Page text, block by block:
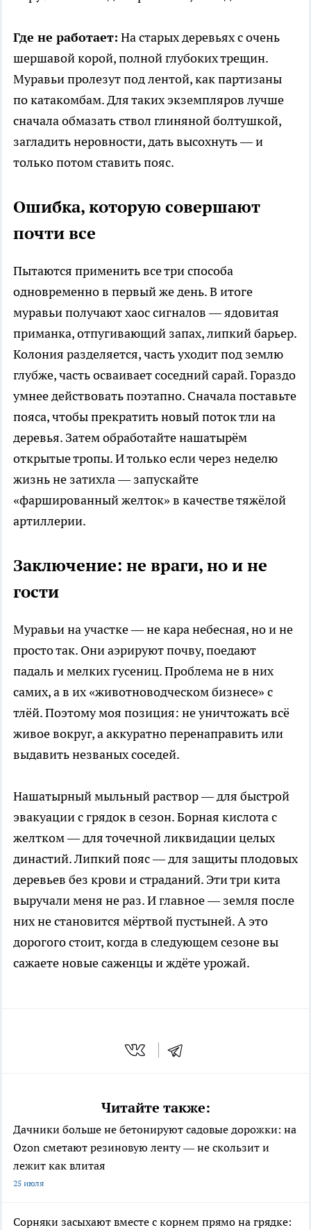
Где не работает: На старых деревьях с очень
шершавой корой, полной глубоких трещин.
Муравьи пролезут под лентой, как партизаны
по катакомбам. Для таких экземпляров лучше
сначала обмазать ствол глиняной болтушкой,
загладить неровности, дать высохнуть — и
только потом ставить пояс.
Ошибка, которую совершают
почти все
Пытаются применить все три способа
одновременно в первый же день. В итоге
муравьи получают хаос сигналов — ядовитая
приманка, отпугивающий запах, липкий барьер.
Колония разделяется, часть уходит под землю
глубже, часть осваивает соседний сарай. Гораздо
умнее действовать поэтапно. Сначала поставьте
пояса, чтобы прекратить новый поток тли на
деревья. Затем обработайте нашатырём
открытые тропы. И только если через неделю
жизнь не затихла — запускайте
«фаршированный желток» в качестве тяжёлой
артиллерии.
Заключение: не враги, но и не
гости
Муравьи на участке — не кара небесная, но и не
просто так. Они аэрируют почву, поедают
падаль и мелких гусениц. Проблема не в них
самих, а в их «животноводческом бизнесе» с
тлёй. Поэтому моя позиция: не уничтожать всё
живое вокруг, а аккуратно перенаправить или
выдавить незваных соседей.
Нашатырный мыльный раствор — для быстрой
эвакуации с грядок в сезон. Борная кислота с
желтком — для точечной ликвидации целых
династий. Липкий пояс — для защиты плодовых
деревьев без крови и страданий. Эти три кита
выручали меня не раз. И главное — земля после
них не становится мёртвой пустыней. А это
дорогого стоит, когда в следующем сезоне вы
сажаете новые саженцы и ждёте урожай.
Читайте также:
Дачники больше не бетонируют садовые дорожки: на
Ozon сметают резиновую ленту — не скользит и
лежит как влитая
25 июля
Сорняки засыхают вместе с корнем прямо на грядке: